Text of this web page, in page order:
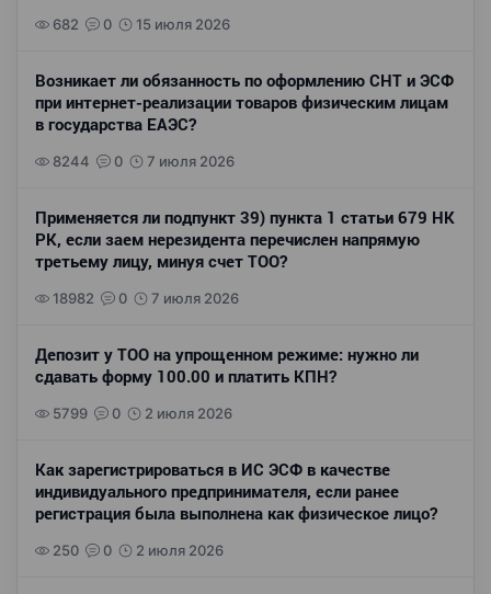
682 0 15 июля 2026
Возникает ли обязанность по оформлению СНТ и ЭСФ
при интернет-реализации товаров физическим лицам
в государства ЕАЭС?
8244 0 7 июля 2026
Применяется ли подпункт 39) пункта 1 статьи 679 НК
РК, если заем нерезидента перечислен напрямую
третьему лицу, минуя счет ТОО?
18982 0 7 июля 2026
Депозит у ТОО на упрощенном режиме: нужно ли
сдавать форму 100.00 и платить КПН?
5799 0 2 июля 2026
Как зарегистрироваться в ИС ЭСФ в качестве
индивидуального предпринимателя, если ранее
регистрация была выполнена как физическое лицо?
250 0 2 июля 2026